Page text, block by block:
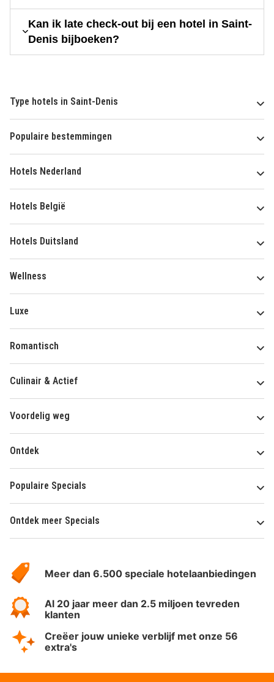
Kan ik late check-out bij een hotel in Saint-
Denis bijboeken?
Type hotels in Saint-Denis
Populaire bestemmingen
Hotels Nederland
Hotels België
Hotels Duitsland
Wellness
Luxe
Romantisch
Culinair & Actief
Voordelig weg
Ontdek
Populaire Specials
Ontdek meer Specials
HotelSpecials
Meer dan 6.500 speciale hotelaanbiedingen
Al 20 jaar meer dan 2.5 miljoen tevreden
klanten
Creëer jouw unieke verblijf met onze 56
extra's